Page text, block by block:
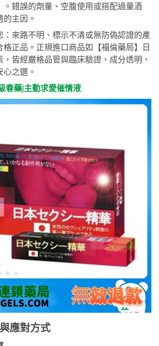
。錯誤的劑量、空腹使用或搭配過量酒
主因。
：來路不明、標示不清或無防偽認證的產
格正品。正規進口商品如
【福倫藥局】日
，皆經嚴格品管與臨床驗證，成分透明、
之選。
春藥|主動求愛催情液
應對方式